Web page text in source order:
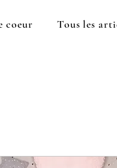
coeur Tous les